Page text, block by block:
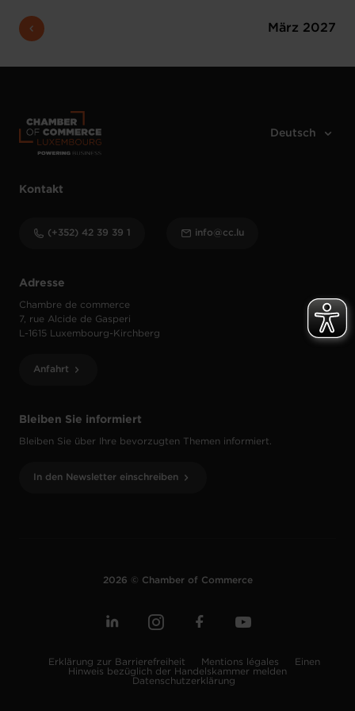
März 2027
Bleiben Sie informiert
Bleiben Sie über Ihre bevorzugten Themen informiert.
In den Newsletter einschreiben
Adresse
Chambre de commerce
7, rue Alcide de Gasperi
L-1615 Luxembourg-Kirchberg
Anfahrt
Kontakt
(+352) 42 39 39 1 info@cc.lu
2026 © Chamber of Commerce
Erklärung zur Barrierefreiheit Mentions légales
Einen
Hinweis bezüglich der Handelskammer melden
Datenschutzerklärung